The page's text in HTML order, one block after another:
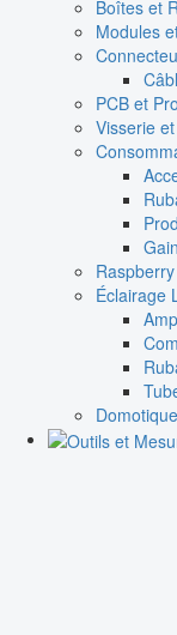
Boîtes et
Modules
PCB et
Visserie
Éclairage